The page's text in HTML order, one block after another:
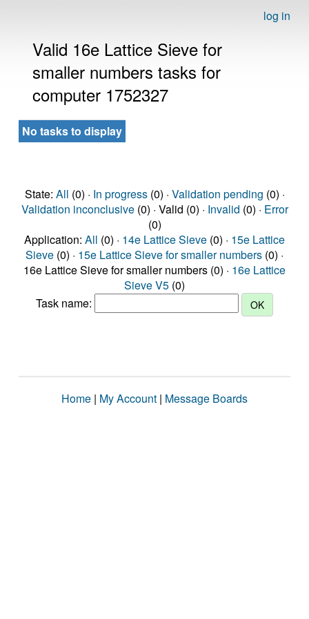
log in
Valid 16e Lattice Sieve for
smaller numbers tasks for
computer 1752327
No tasks to display
State: All (0) · In progress(0) · Validation pending (0) ·
Validation inconclusive(0) · Valid (0) · Invalid (0) · Error
(0)
Application: All (0) · 14e Lattice Sieve (0) · 15e Lattice
Sieve (0) · 15e Lattice Sieve for smaller numbers (0) ·
16e Lattice Sieve for smaller numbers (0) · 16e Lattice
Sieve V5 (0)
Task name:
Home | My Account | Message Boards